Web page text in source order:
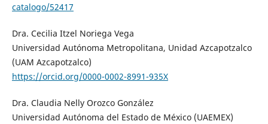
catalogo/52417
Dra. Cecilia Itzel Noriega Vega
Universidad Autónoma Metropolitana, Unidad Azcapotzalco
(UAM Azcapotzalco)
https://orcid.org/0000-0002-8991-935X
Dra. Claudia Nelly Orozco González
Universidad Autónoma del Estado de México (UAEMEX)